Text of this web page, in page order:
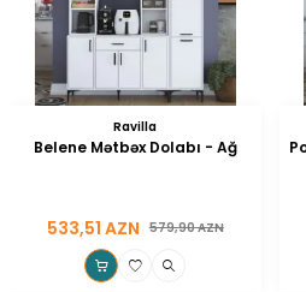
Ravilla
Belene Mətbəx Dolabı - Ağ
579,90AZN
533,51 AZN